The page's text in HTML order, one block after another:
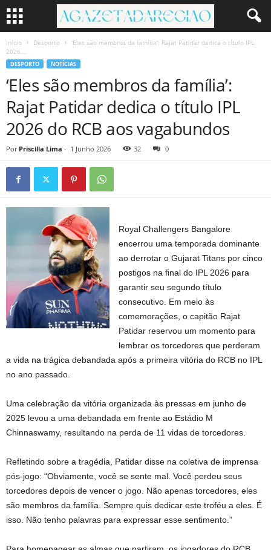
Início Desporto
‘Eles são membros da família’: Rajat Patidar dedica o título IPL
2026...
DESPORTO NOTÍCIAS
‘Eles são membros da família’:
Rajat Patidar dedica o título IPL
2026 do RCB aos vagabundos
Por Priscilla Lima - 1 Junho 2026 32 0
Royal Challengers Bangalore
encerrou uma temporada dominante
ao derrotar o Gujarat Titans por cinco
postigos na final do IPL 2026 para
garantir seu segundo título
consecutivo. Em meio às
comemorações, o capitão Rajat
Patidar reservou um momento para
lembrar os torcedores que perderam
a vida na trágica debandada após a primeira vitória do RCB no IPL
no ano passado.
Uma celebração da vitória organizada às pressas em junho de
2025 levou a uma debandada em frente ao Estádio M
Chinnaswamy, resultando na perda de 11 vidas de torcedores.
Refletindo sobre a tragédia, Patidar disse na coletiva de imprensa
pós-jogo: “Obviamente, você se sente mal. Você perdeu seus
torcedores depois de vencer o jogo. Não apenas torcedores, eles
são membros da família. Sempre quis dedicar este troféu a eles. É
isso. Não tenho palavras para expressar esse sentimento.”